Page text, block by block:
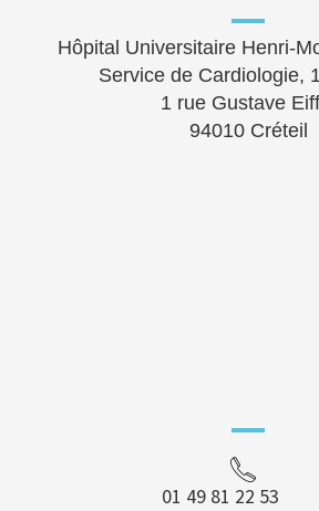
Hôpital Universitaire Henri-
Service de Cardiologie,
1 rue Gustave
94010 Créteil
01 49 81 22 53